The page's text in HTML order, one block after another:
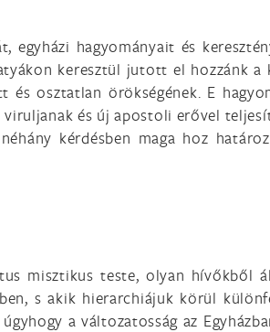
egyházi hagyományait és
keresztül jutott el hozzánk
osztatlan örökségének. E
viruljanak és új apostoli erővel
kérdésben maga hoz
misztikus teste, olyan hívőkből
s akik hierarchiájuk körül
a változatosság az